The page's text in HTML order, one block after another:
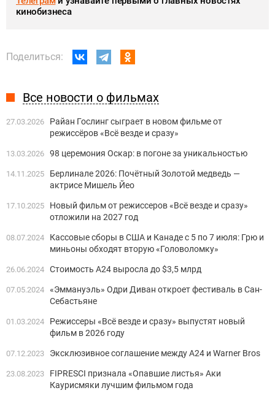
кинобизнеса
Поделиться:
Все новости о фильмах
27.03.2026
Райан Гослинг сыграет в новом фильме от
режиссёров «Всё везде и сразу»
13.03.2026 98 церемония Оскар: в погоне за уникальностью
14.11.2025
Берлинале 2026: Почётный Золотой медведь —
актрисе Мишель Йео
17.10.2025
Новый фильм от режиссеров «Всё везде и сразу»
отложили на 2027 год
08.07.2024
Кассовые сборы в США и Канаде с 5 по 7 июля: Грю и
миньоны обходят вторую «Головоломку»
26.06.2024 Стоимость А24 выросла до $3,5 млрд
07.05.2024 «Эммануэль» Одри Диван откроет фестиваль в Сан-
Себастьяне
01.03.2024
Режиссеры «Всё везде и сразу» выпустят новый
фильм в 2026 году
07.12.2023 Эксклюзивное соглашение между А24 и Warner Bros
23.08.2023
FIPRESCI признала «Опавшие листья» Аки
Каурисмяки лучшим фильмом года